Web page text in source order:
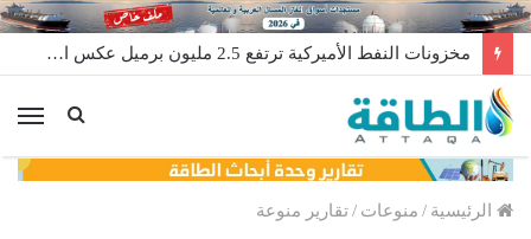
توسعة حقل الشمال القطري تستأنف الأعمال بعد تعليق مؤقت
الرئيسية / منوعات /تقارير منوعة